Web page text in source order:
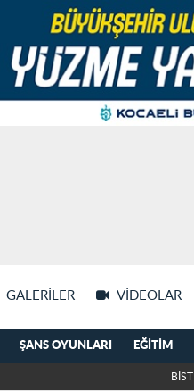
GALERILER VIDEOLAR
ŞANS OYUNLARI EĞITIM
BİST